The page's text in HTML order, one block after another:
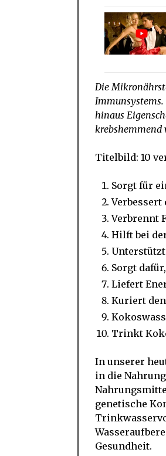
Die
hinaus
krebshemmend
Titelbild: 10
Sorgt für
Verbrennt
Hilft bei
Sorgt
Liefert
Kuriert
Trinkt
In unserer
in die
genetische
Gesundheit.